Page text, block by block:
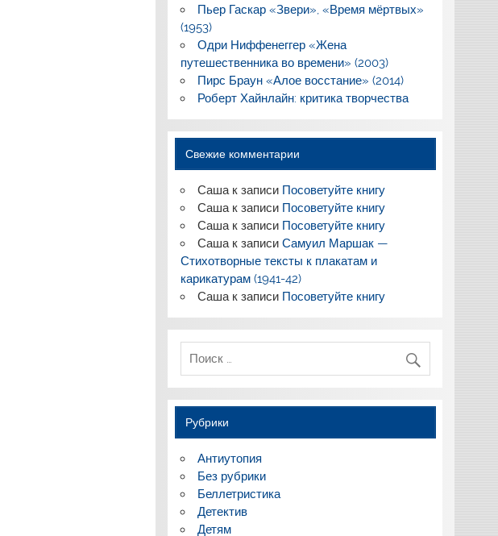
Пьер Гаскар «Звери», «Время мёртвых»
(1953)
Одри Ниффенеггер «Жена
путешественника во времени» (2003)
Пирс Браун «Алое восстание» (2014)
Роберт Хайнлайн: критика творчества
Свежие комментарии
Сашак записи Посоветуйте книгу
Сашак записи Посоветуйте книгу
Сашак записи Посоветуйте книгу
Сашак записи Самуил Маршак —
Стихотворные тексты к плакатам и
карикатурам (1941-42)
Сашак записи Посоветуйте книгу
Рубрики
Антиутопия
Без рубрики
Беллетристика
Детектив
Детям